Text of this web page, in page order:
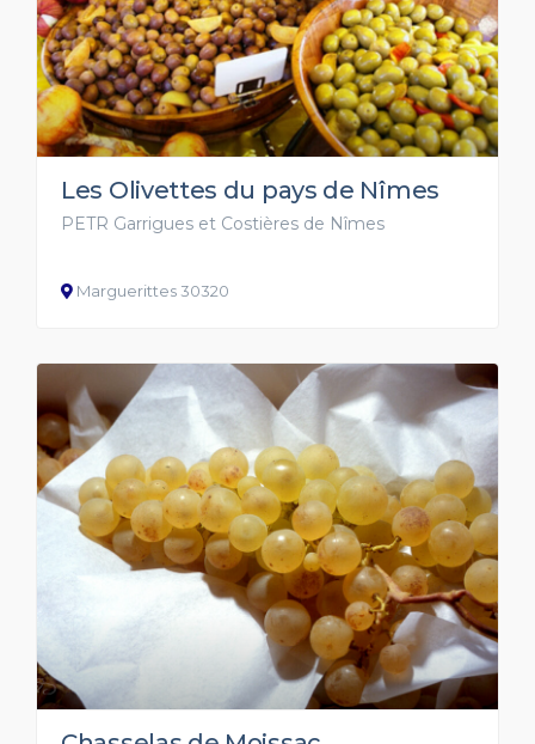
Les Olivettes du pays de Nîmes
PETR Garrigues et Costières de Nîmes
Marguerittes 30320